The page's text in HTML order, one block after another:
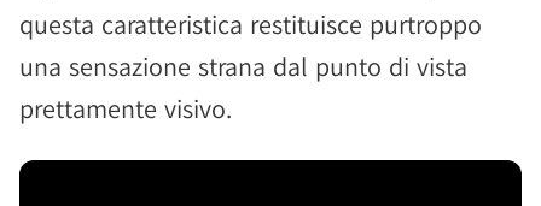
questa caratteristica restituisce purtroppo
una sensazione strana dal punto di vista
prettamente visivo.